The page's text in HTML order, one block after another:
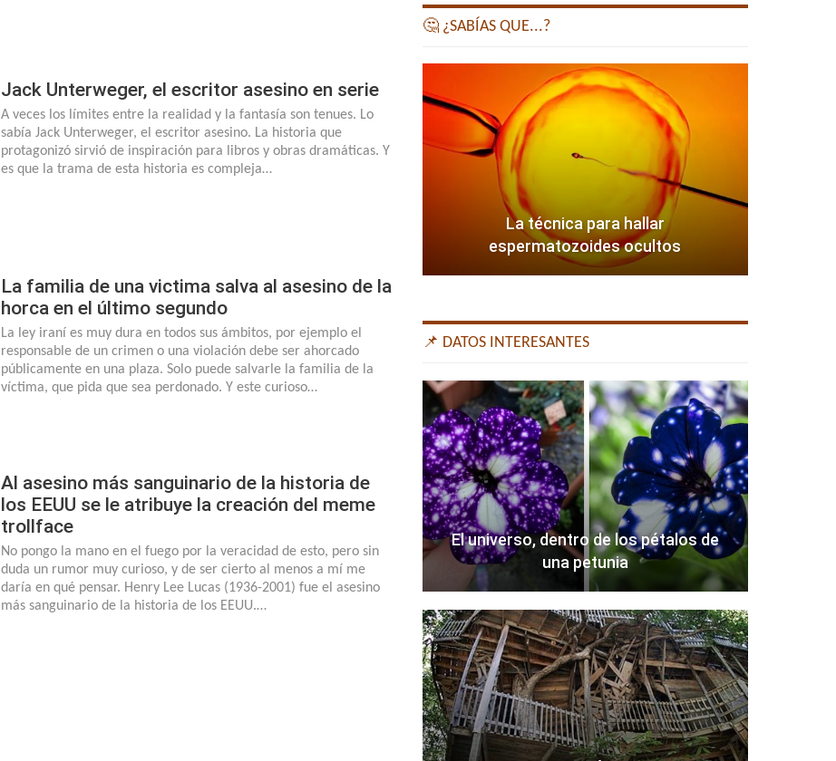
Jack Unterweger, el escritor asesino en serie
A veces los límites entre la realidad y la fantasía son tenues. Lo
sabía Jack Unterweger, el escritor asesino. La historia que
protagonizó sirvió de inspiración para libros y obras dramáticas. Y
es que la trama de esta historia es compleja…
La familia de una victima salva al asesino de la
horca en el último segundo
La ley iraní es muy dura en todos sus ámbitos, por ejemplo el
responsable de un crimen o una violación debe ser ahorcado
públicamente en una plaza. Solo puede salvarle la familia de la
víctima, que pida que sea perdonado. Y este curioso…
Al asesino más sanguinario de la historia de
los EEUU se le atribuye la creación del meme
trollface
No pongo la mano en el fuego por la veracidad de esto, pero sin
duda un rumor muy curioso, y de ser cierto al menos a mí me
daría en qué pensar. Henry Lee Lucas (1936-2001) fue el asesino
más sanguinario de la historia de los EEUU.…
🤔 ¿SABÍAS QUE...?
La técnica para hallar
espermatozoides ocultos
📌 DATOS INTERESANTES
El universo, dentro de los pétalos de
una petunia